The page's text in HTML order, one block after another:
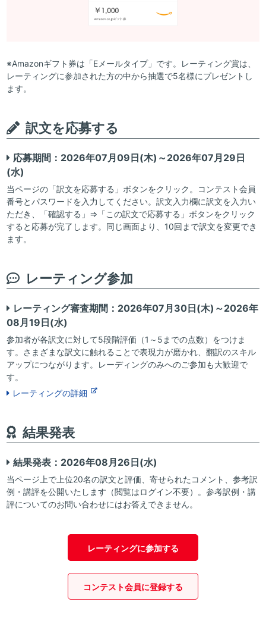
※Amazonギフト券は「Eメールタイプ」です。レーティング賞は、
レーティングに参加された方の中から抽選で5名様にプレゼントし
ます。
訳文を応募する
応募期間：2026年07月09日(木)～2026年07月29日
(水)
当ページの「訳文を応募する」ボタンをクリック。コンテスト会員
番号とパスワードを入力してください。訳文入力欄に訳文を入力い
ただき、「確認する」⇒「この訳文で応募する」ボタンをクリック
すると応募が完了します。同じ画面より、10回まで訳文を変更でき
ます。
レーティング参加
レーティング審査期間：2026年07月30日(木)～2026年
08月19日(水)
参加者が各訳文に対して5段階評価（1～5までの点数）をつけま
す。さまざまな訳文に触れることで表現力が磨かれ、翻訳のスキル
アップにつながります。レーディングのみへのご参加も大歓迎で
す。
レーティングの詳細
結果発表
結果発表：2026年08月26日(水)
当ページ上で上位20名の訳文と評価、寄せられたコメント、参考訳
例・講評を公開いたします（閲覧はログイン不要）。参考訳例・講
評についてのお問い合わせにはお答えできません。
レーティングに参加する
コンテスト会員に登録する